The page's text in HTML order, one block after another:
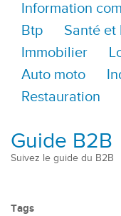
Information
Btp
Santé et
Immobilier
Auto moto
Restauration
Guide B2B
Suivez le guide du B2B
Tags